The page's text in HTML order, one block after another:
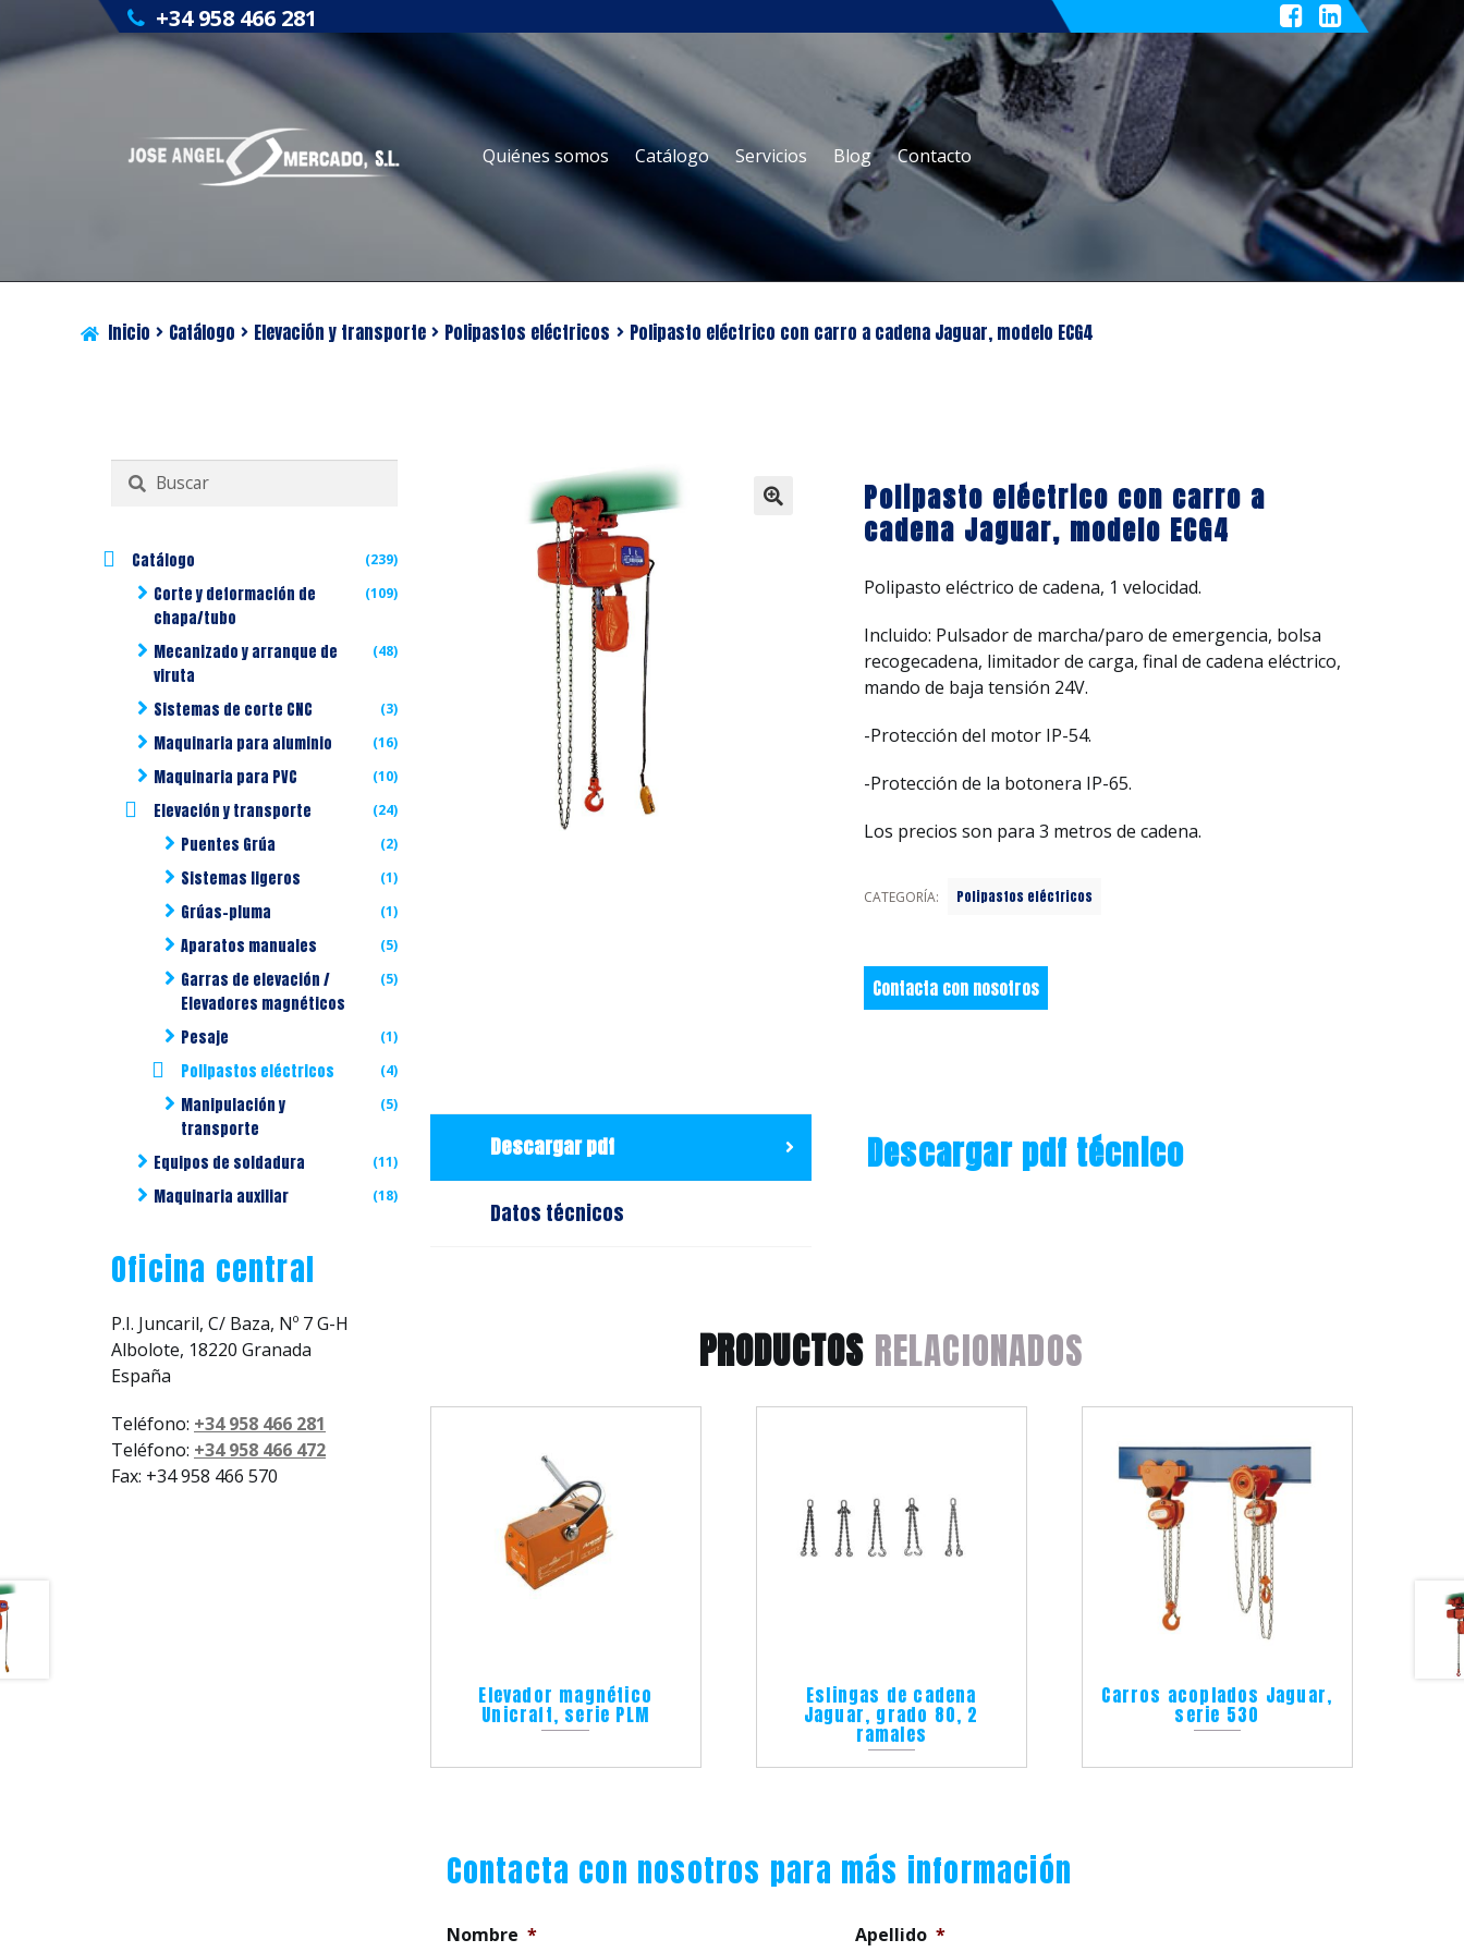
+34 958 466 281
Ir
navegación
Ir
contenido
Quiénes somos Catálogo Servicios Blog Contacto
Inicio Catálogo Elevación y transporte Polipastos eléctricos Polipasto eléctrico con carro a cadena Jaguar, modelo ECG4
Polipasto eléctrico con carro a
cadena Jaguar, modelo ECG4
Polipasto eléctrico de cadena, 1 velocidad.
Incluido: Pulsador de marcha/paro de emergencia, bolsa
recogecadena, limitador de carga, final de cadena eléctrico,
mando de baja tensión 24V.
-Protección del motor IP-54.
-Protección de la botonera IP-65.
Los precios son para 3 metros de cadena.
CATEGORÍA: Polipastos eléctricos
Contacta con nosotros
Descargar pdf
Datos técnicos
Descargar pdf técnico
PRODUCTOS RELACIONADOS
Elevador magnético
Unicraft, serie PLM
Eslingas de cadena
Jaguar, grado 80, 2
ramales
Carros acoplados Jaguar,
serie 530
Contacta con nosotros para más información
Nombre * Apellido *
Buscar
por:
Catálogo (239)
Corte y deformación de
chapa/tubo
(109)
Mecanizado y arranque de
viruta
(48)
Sistemas de corte CNC (3)
Maquinaria para aluminio (16)
Maquinaria para PVC (10)
Elevación y transporte (24)
Puentes Grúa (2)
Sistemas ligeros (1)
Grúas-pluma (1)
Aparatos manuales (5)
Garras de elevación /
Elevadores magnéticos
(5)
Pesaje (1)
Polipastos eléctricos (4)
Manipulación y
transporte
(5)
Equipos de soldadura (11)
Maquinaria auxiliar (18)
Oficina central
P.I. Juncaril, C/ Baza, Nº 7 G-H
Albolote, 18220 Granada
España
Teléfono: +34 958 466 281
Teléfono: +34 958 466 472
Fax: +34 958 466 570